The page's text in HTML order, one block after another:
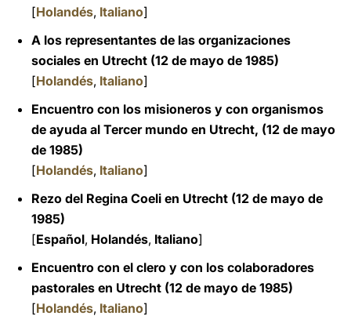
[Holandés, Italiano]
A los representantes de las organizaciones
sociales en Utrecht (12 de mayo de 1985)
[Holandés, Italiano]
Encuentro con los misioneros y con organismos
de ayuda al Tercer mundo en Utrecht, (12 de mayo
de 1985)
[Holandés, Italiano]
Rezo del Regina Coeli en Utrecht (12 de mayo de
1985)
[Español, Holandés, Italiano]
Encuentro con el clero y con los colaboradores
pastorales en Utrecht (12 de mayo de 1985)
[Holandés, Italiano]